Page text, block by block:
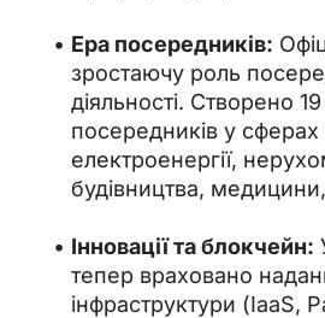
Ера посередників:
зростаючу роль
діяльності. Створено
посередників у
електроенергії,
будівництва,
Інновації та блокчейн:
тепер враховано
інфраструктури (IaaS,